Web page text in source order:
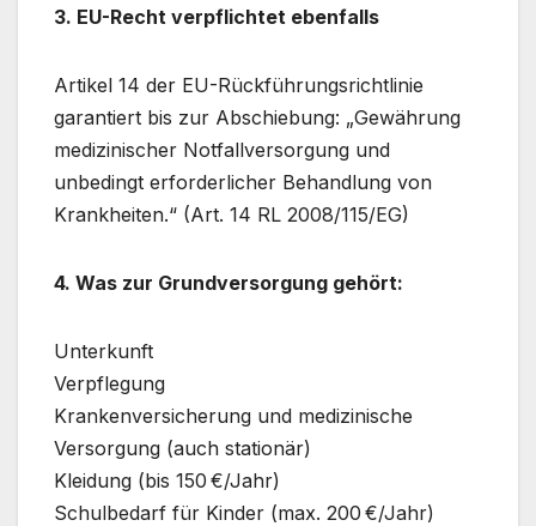
3. EU-Recht verpflichtet ebenfalls
Artikel 14 der EU-Rückführungsrichtlinie
garantiert bis zur Abschiebung: „Gewährung
medizinischer Notfallversorgung und
unbedingt erforderlicher Behandlung von
Krankheiten.“ (Art. 14 RL 2008/115/EG)
4. Was zur Grundversorgung gehört:
Unterkunft
Verpflegung
Krankenversicherung und medizinische
Versorgung (auch stationär)
Kleidung (bis 150 €/Jahr)
Schulbedarf für Kinder (max. 200 €/Jahr)